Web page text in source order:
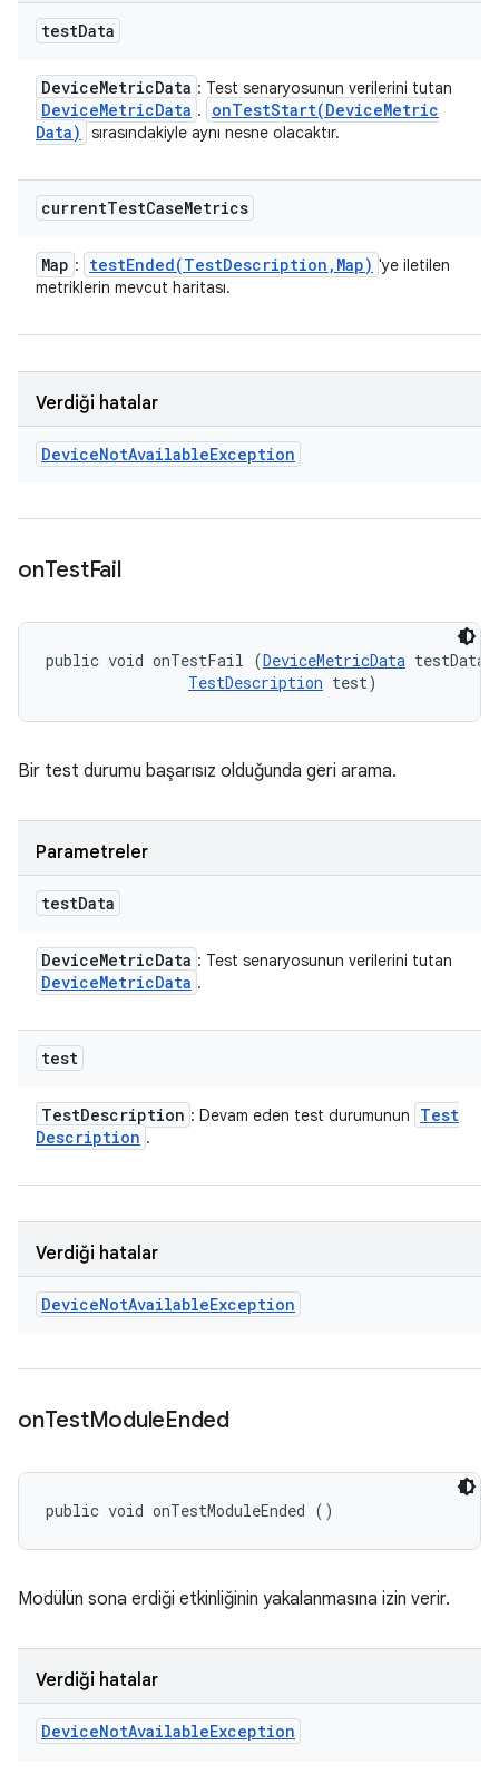
testData
DeviceMetricData : Test senaryosunun verilerini tutan
DeviceMetricData . onTestStart(DeviceMetric
Data)
sırasındakiyle aynı nesne olacaktır.
currentTestCaseMetrics
Map : testEnded(TestDescription , Map) 'ye iletilen
metriklerin mevcut haritası.
Verdiği hatalar
DeviceNotAvailableException
onTestFail
public void onTestFail (DeviceMetricData
TestDescription test)
Bir test durumu başarısız olduğunda geri arama.
Parametreler
testData
DeviceMetricData : Test senaryosunun verilerini tutan
DeviceMetricData .
test
TestDescription : Devam eden test durumunun
Test
Description .
Verdiği hatalar
DeviceNotAvailableException
onTestModuleEnded
public void onTestModuleEnded ()
Modülün sona erdiği etkinliğinin yakalanmasına izin verir.
Verdiği hatalar
DeviceNotAvailableException